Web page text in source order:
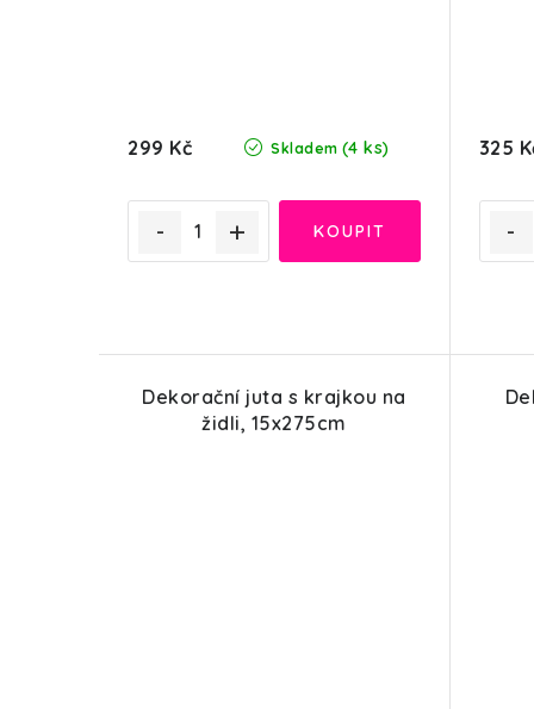
Skladem (4 ks)
299 Kč 325
Dekorační juta s krajkou na
židli, 15x275cm